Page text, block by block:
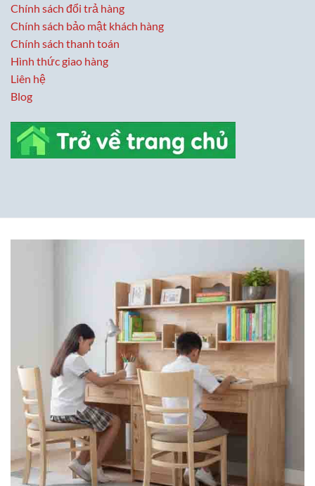
Chính sách đổi trả hàng
Chính sách bảo mật khách hàng
Chính sách thanh toán
Hình thức giao hàng
Liên hệ
Blog